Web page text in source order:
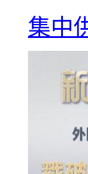
集中